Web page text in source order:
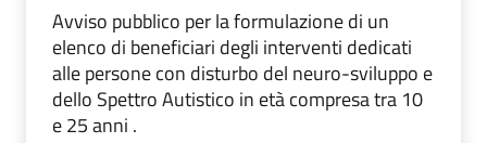
Avviso pubblico per la formulazione di un
elenco di beneficiari degli interventi dedicati
alle persone con disturbo del neuro-sviluppo e
dello Spettro Autistico in età compresa tra 10
e 25 anni .